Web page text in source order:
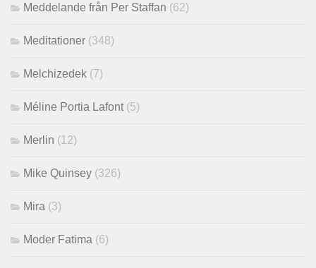
Meddelande från Per Staffan (62)
Meditationer (348)
Melchizedek (7)
Méline Portia Lafont (5)
Merlin (12)
Mike Quinsey (326)
Mira (3)
Moder Fatima (6)